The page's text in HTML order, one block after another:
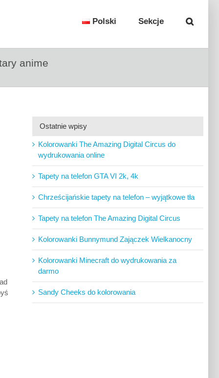
Polski Sekcje
anime
Ostatnie wpisy
Kolorowanki The Amazing Digital Circus do
wydrukowania online
Tapety na telefon GTA VI 2k, 4k
Chrześcijańskie tapety na telefon – wyjątkowe tła
Tapety na telefon The Amazing Digital Circus
Kolorowanki Bunnymund Zajączek Wielkanocny
Kolorowanki Minecraft do wydrukowania za
darmo
Sandy Cheeks do kolorowania